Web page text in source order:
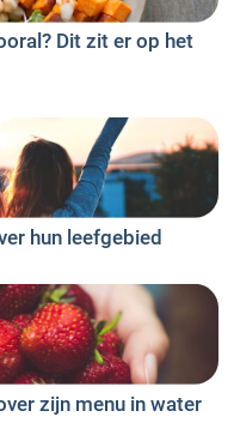
Dit zit er op het
hun leefgebied
zijn menu in water